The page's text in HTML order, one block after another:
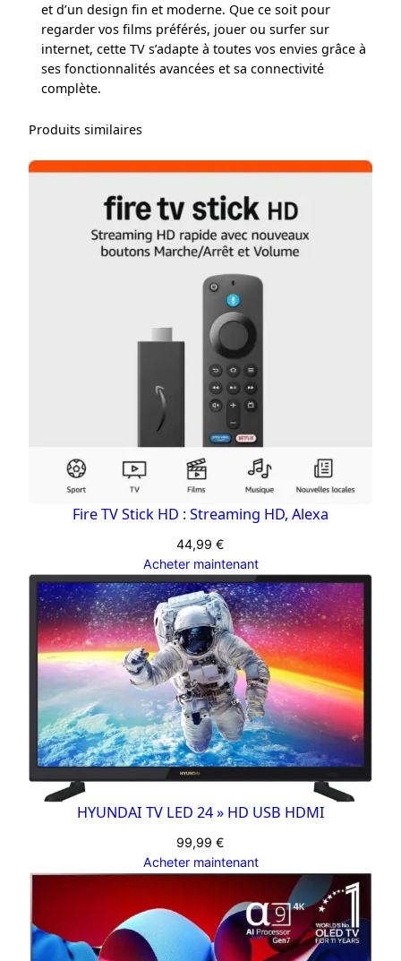
et d’un design fin et moderne. Que ce soit pour
regarder vos films préférés, jouer ou surfer sur
internet, cette TV s’adapte à toutes vos envies grâce à
ses fonctionnalités avancées et sa connectivité
complète.
Produits similaires
Fire TV Stick HD : Streaming HD, Alexa
44,99 €
Acheter maintenant
HYUNDAI TV LED 24 » HD USB HDMI
99,99 €
Acheter maintenant